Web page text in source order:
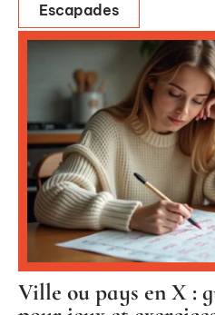
Escapades
Ville ou pays en X :